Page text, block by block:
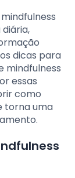
dicas para
mindfulness
essas
como
torna uma